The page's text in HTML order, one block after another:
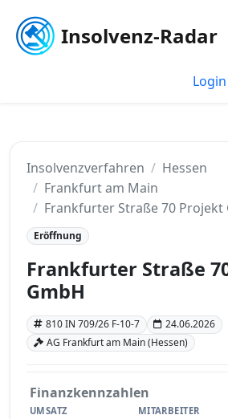
Insolvenz-Radar
Login
Insolvenzverfahren
Hessen
Frankfurt am Main
Frankfurter Straße 70 Projekt
Eröffnung
Frankfurter Straße
GmbH
810 IN 709/26 F-10-7
24.06.2026
AG Frankfurt am Main (Hessen)
Finanzkennzahlen
UMSATZ MITARBEITER